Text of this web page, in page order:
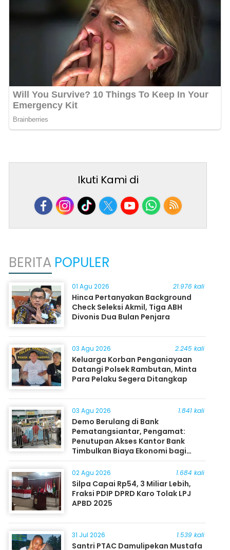
Ikuti Kami di
BERITA POPULER
01 Agu 2026 21.976 kali
Hinca Pertanyakan Background
Check Seleksi Akmil, Tiga ABH
Divonis Dua Bulan Penjara
03 Agu 2026 2.245 kali
Keluarga Korban Penganiayaan
Datangi Polsek Rambutan, Minta
Para Pelaku Segera Ditangkap
03 Agu 2026 1.841 kali
Demo Berulang di Bank
Pematangsiantar, Pengamat:
Penutupan Akses Kantor Bank
Timbulkan Biaya Ekonomi bagi
Masyarakat
02 Agu 2026 1.684 kali
Silpa Capai Rp54, 3 Miliar Lebih,
Fraksi PDIP DPRD Karo Tolak LPJ
APBD 2025
31 Jul 2026 1.539 kali
Santri PTAC Damulipekan Mustafa